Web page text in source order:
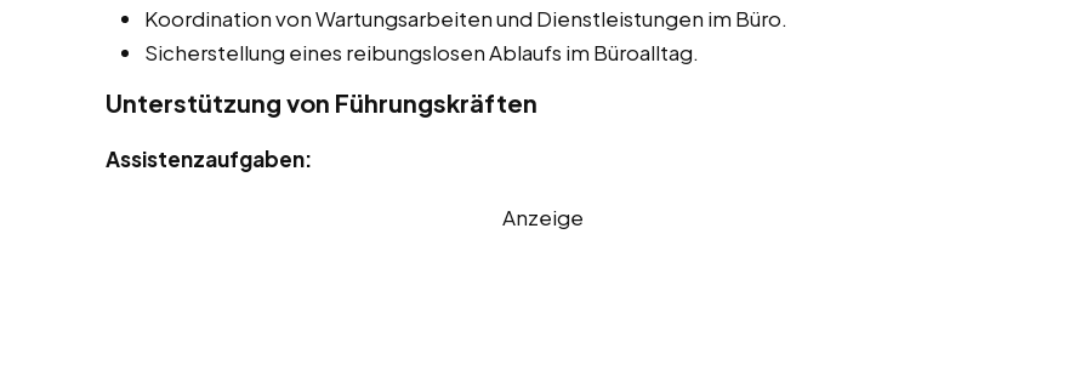
Koordination von Wartungsarbeiten und Dienstleistungen im Büro.
Sicherstellung eines reibungslosen Ablaufs im Büroalltag.
Unterstützung von Führungskräften
Assistenzaufgaben:
Anzeige